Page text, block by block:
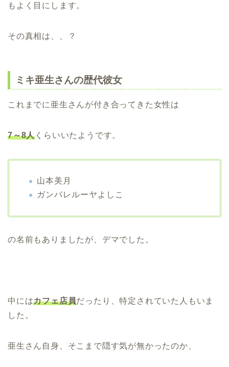
もよく目にします。
その真相は、、？
ミキ亜生さんの歴代彼女
これまでに亜生さんが付き合ってきた女性は
7～8人 くらいいたようです。
山本美月
ガンバレルーヤよしこ
の名前もありましたが、デマでした。
中にはカフェ店員だったり、特定されていた人もいま
した。
亜生さん自身、そこまで隠す気が無かったのか、